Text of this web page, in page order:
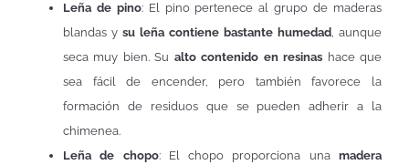
Leña de pino: El pino pertenece al grupo de maderas
blandas y su leña contiene bastante humedad, aunque
seca muy bien. Su alto contenido en resinas hace que
sea fácil de encender, pero también favorece la
formación de residuos que se pueden adherir a la
chimenea.
Leña de chopo: El chopo proporciona unamadera